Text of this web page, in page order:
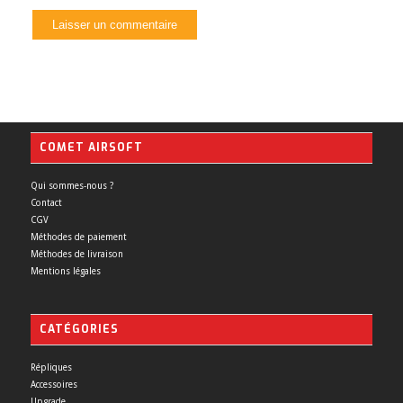
COMET AIRSOFT
Qui sommes-nous ?
Contact
CGV
Méthodes de paiement
Méthodes de livraison
Mentions légales
CATÉGORIES
Répliques
Accessoires